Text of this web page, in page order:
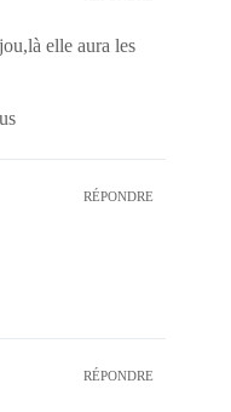
elle aura les
RÉPONDRE
RÉPONDRE